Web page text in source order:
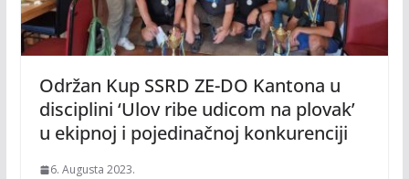
Održan Kup SSRD ZE-DO Kantona u
disciplini ‘Ulov ribe udicom na plovak’
u ekipnoj i pojedinačnoj konkurenciji
6. Augusta 2023.